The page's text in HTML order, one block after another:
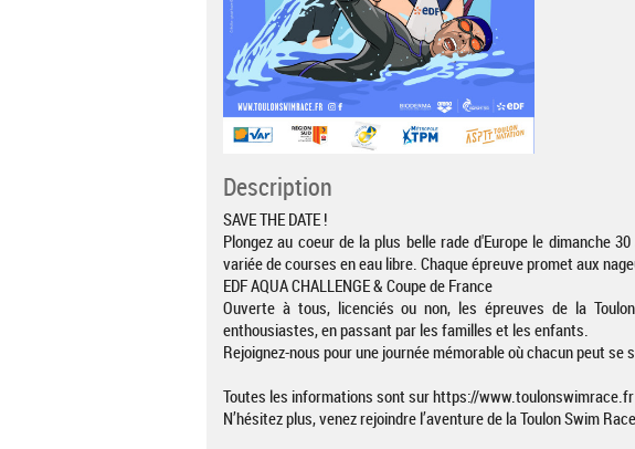
Description
SAVE THE DATE !
Plongez au coeur de la plus belle rade d'Europe le dimanche
variée de courses en eau libre. Chaque épreuve promet aux
EDF AQUA CHALLENGE & Coupe de France
Ouverte à tous, licenciés ou non, les épreuves de la
enthousiastes, en passant par les familles et les enfants.
Rejoignez-nous pour une journée mémorable où chacun peut
Toutes les informations sont sur https://www.toulonswimrace.fr
N’hésitez plus, venez rejoindre l’aventure de la Toulon Swim